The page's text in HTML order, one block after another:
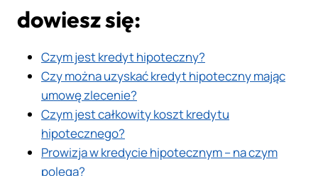
dowiesz się:
Czym jest kredyt hipoteczny?
Czy można uzyskać kredyt hipoteczny mając
umowę zlecenie?
Czym jest całkowity koszt kredytu
hipotecznego?
Prowizja w kredycie hipotecznym – na czym
polega?